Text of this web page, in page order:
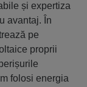
și expertiza
avantaj. În
pe
proprii
folosi energia